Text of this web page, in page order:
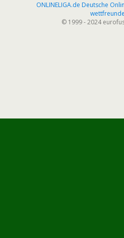
ONLINELIGA.de Deutsche
© 1999 - 2024